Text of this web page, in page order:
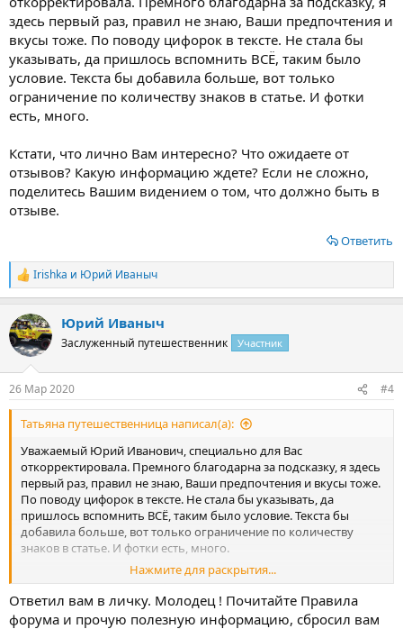
здесь первый раз, правил не знаю, Ваши предпочтения и
вкусы тоже. По поводу цифорок в тексте. Не стала бы
указывать, да пришлось вспомнить ВСЁ, таким было
условие. Текста бы добавила больше, вот только
ограничение по количеству знаков в статье. И фотки
есть, много.
Кстати, что лично Вам интересно? Что ожидаете от
отзывов? Какую информацию ждете? Если не сложно,
поделитесь Вашим видением о том, что должно быть в
отзыве.
Ответить
Р
е
к
ц
и
Irishka и Юрий Иваныч
Юрий Иваныч
Заслуженный путешественник Участник
26 Мар 2020 #4
Татьяна путешественница написал(а):
Уважаемый Юрий Иванович, специально для Вас
откорректировала. Премного благодарна за подсказку, я здесь
первый раз, правил не знаю, Ваши предпочтения и вкусы тоже.
По поводу цифорок в тексте. Не стала бы указывать, да
пришлось вспомнить ВСЁ, таким было условие. Текста бы
добавила больше, вот только ограничение по количеству
знаков в статье. И фотки есть, много.
Кстати, что лично Вам интересно? Что ожидаете от отзывов?
Какую информацию ждете? Если не сложно, поделитесь Вашим
видением о том, что должно быть в отзыве.
Нажмите для раскрытия...
Ответил вам в личку. Молодец ! Почитайте Правила
форума и прочую полезную информацию, сбросил вам